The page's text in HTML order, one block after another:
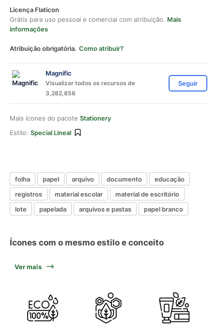
Licença Flaticon
Grátis para uso pessoal e comercial com atribuição. Mais
informações
Atribuição obrigatória. Como atribuir?
Magnific
Visualizar todos os recursos de
3,282,856
Seguir
Mais ícones do pacote Stationery
Estilo: Special Lineal
folha papel arquivo documento
educação
registros
material escolar
material de escritório
lote
papelada arquivos e pastas papel branco
Ícones com o mesmo estilo e conceito
Ver mais